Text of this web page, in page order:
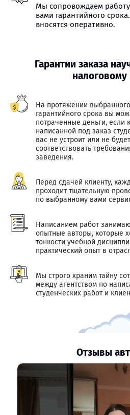
Мы сопровождаем
вами гарантийного
вносятся оперативно.
Гарантии заказа
налоговому
На протяжении
гарантийного срока вы
потраченные деньги, если
написанной под заказ
вас не устроит или не будет
соответствовать
заведения.
Перед сдачей клиенту,
проходит тщательную
по выбранному вами
Написанием работ
опытные авторы, которые
тонкости учебной
практический опыт в
Мы строго храним тайну
между агентством по
студенческих работ и
Отзывы